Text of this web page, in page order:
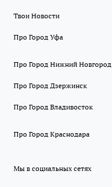
Твои Новости
Про Город Уфа
Про Город Нижний Новгород
Про Город Дзержинск
Про Город Владивосток
Про Город Краснодара
Мы в социальных сетях